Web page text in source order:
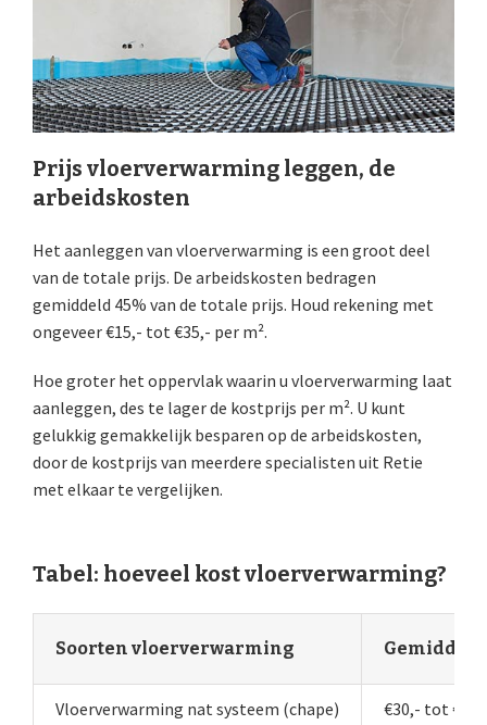
Prijs vloerverwarming leggen, de
arbeidskosten
Het aanleggen van vloerverwarming is een groot deel
van de totale prijs. De arbeidskosten bedragen
gemiddeld 45% van de totale prijs. Houd rekening met
ongeveer €15,- tot €35,- per m².
Hoe groter het oppervlak waarin u vloerverwarming laat
aanleggen, des te lager de kostprijs per m². U kunt
gelukkig gemakkelijk besparen op de arbeidskosten,
door de kostprijs van meerdere specialisten uit Retie
met elkaar te vergelijken.
Tabel: hoeveel kost vloerverwarming?
Soorten vloerverwarming
Vloerverwarming nat systeem (chape) €30,- tot